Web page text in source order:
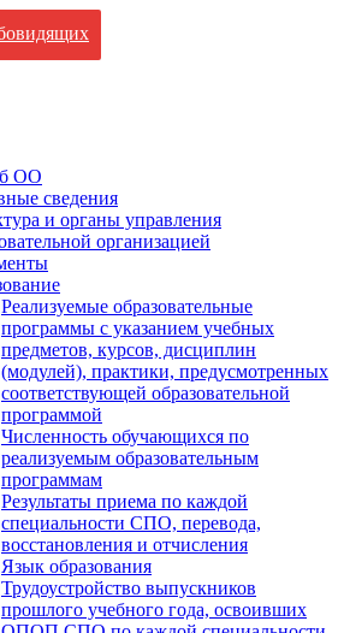
ОО
сведения
и органы управления
организацией
Реализуемые образовательные
программы с указанием учебных
предметов, курсов, дисциплин
(модулей), практики, предусмотренных
соответствующей образовательной
программой
Численность обучающихся по
реализуемым образовательным
программам
Результаты приема по каждой
специальности СПО, перевода,
восстановления и отчисления
Язык образования
Трудоустройство выпускников
прошлого учебного года, освоивших